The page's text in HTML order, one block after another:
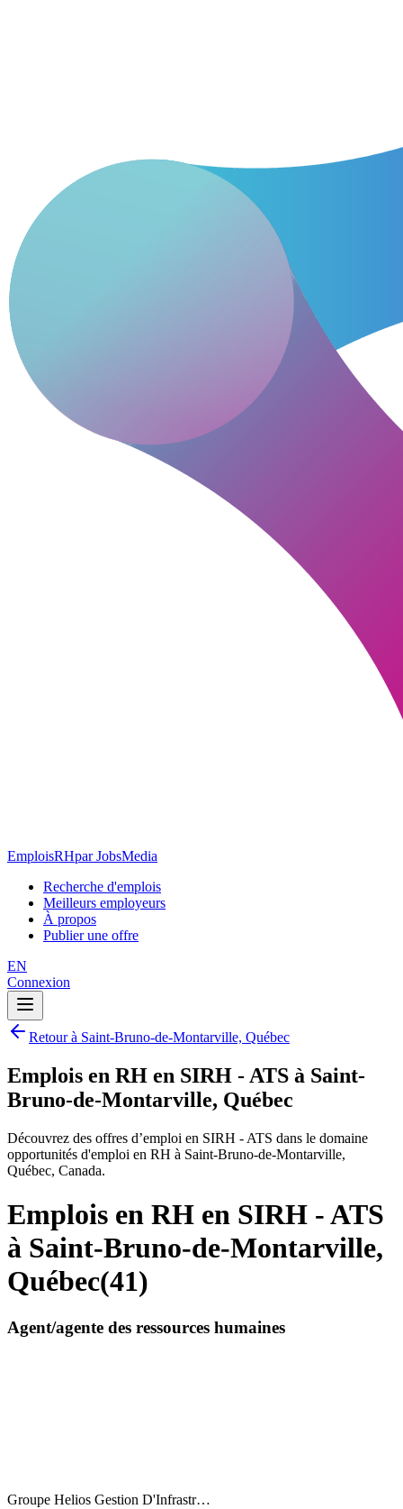
EmploisRHpar JobsMedia
Recherche d'emplois
Meilleurs employeurs
À propos
Publier une offre
EN
Connexion
Retour à Saint-Bruno-de-Montarville, Québec
Emplois en RH en SIRH - ATS à Saint-
Bruno-de-Montarville, Québec
Découvrez des offres d’emploi en SIRH - ATS dans le domaine
opportunités d'emploi en RH à Saint-Bruno-de-Montarville,
Québec, Canada.
Emplois en RH en SIRH - ATS
à Saint-Bruno-de-Montarville,
Québec(41)
Agent/agente des ressources humaines
Groupe Helios Gestion D'Infrastr…